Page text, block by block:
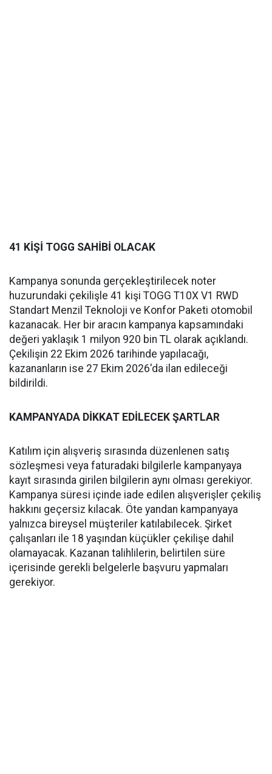
41 KİŞİ TOGG SAHİBİ OLACAK
Kampanya sonunda gerçekleştirilecek noter
huzurundaki çekilişle 41 kişi TOGG T10X V1 RWD
Standart Menzil Teknoloji ve Konfor Paketi otomobil
kazanacak. Her bir aracın kampanya kapsamındaki
değeri yaklaşık 1 milyon 920 bin TL olarak açıklandı.
Çekilişin 22 Ekim 2026 tarihinde yapılacağı,
kazananların ise 27 Ekim 2026'da ilan edileceği
bildirildi.
KAMPANYADA DİKKAT EDİLECEK ŞARTLAR
Katılım için alışveriş sırasında düzenlenen satış
sözleşmesi veya faturadaki bilgilerle kampanyaya
kayıt sırasında girilen bilgilerin aynı olması gerekiyor.
Kampanya süresi içinde iade edilen alışverişler çekiliş
hakkını geçersiz kılacak. Öte yandan kampanyaya
yalnızca bireysel müşteriler katılabilecek. Şirket
çalışanları ile 18 yaşından küçükler çekilişe dahil
olamayacak. Kazanan talihlilerin, belirtilen süre
içerisinde gerekli belgelerle başvuru yapmaları
gerekiyor.